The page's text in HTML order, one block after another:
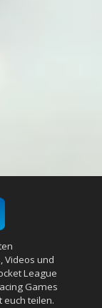
Videos und
League
Games
euch teilen.